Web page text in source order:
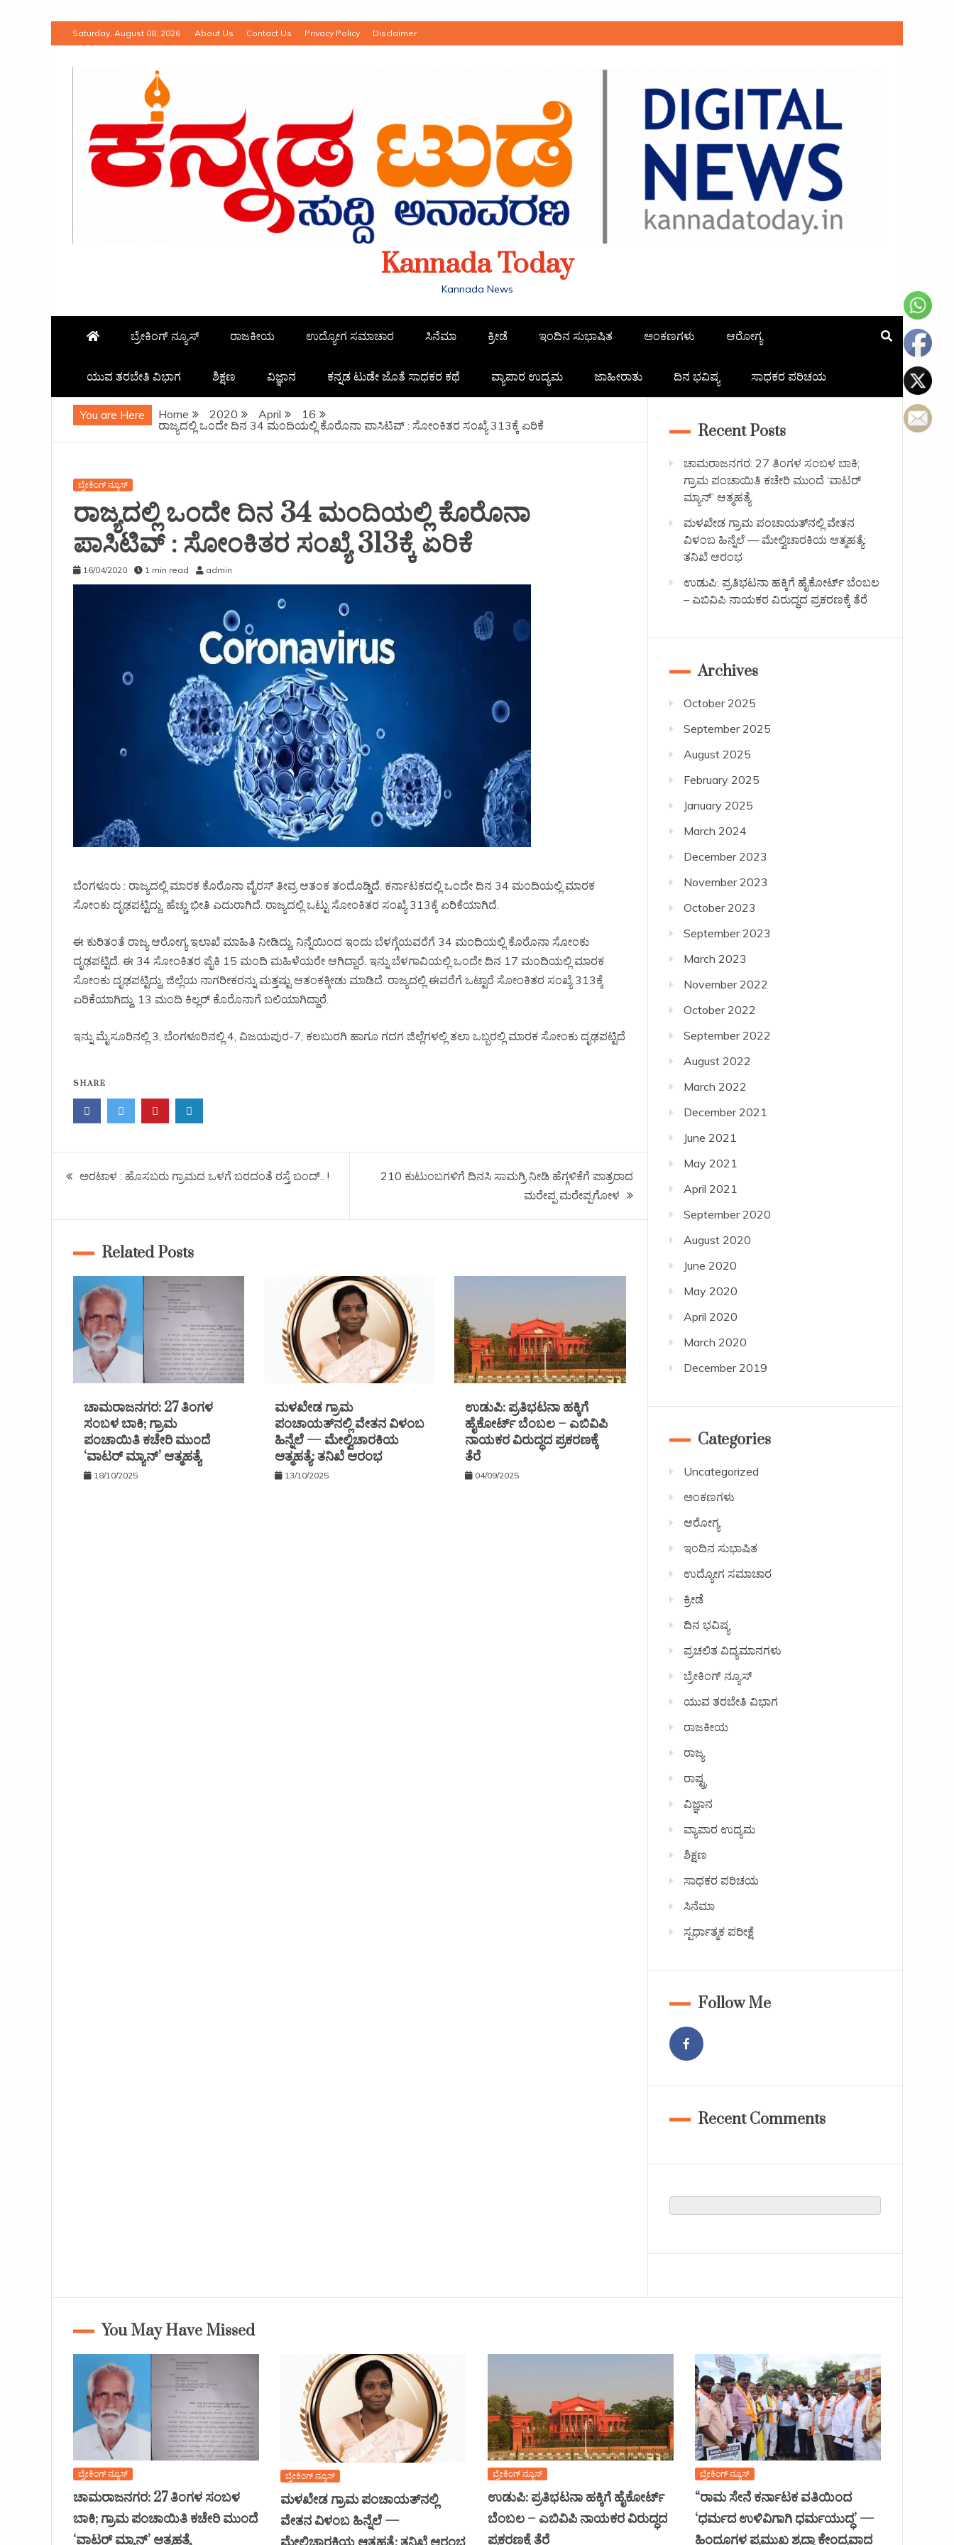
Saturday, August 08, 2026 About Us Contact Us Privacy Policy Disclaimer
Kannada Today
Kannada News
ಬ್ರೇಕಿಂಗ್ ನ್ಯೂಸ್ ರಾಜಕೀಯ ಉದ್ಯೋಗ ಸಮಾಚಾರ ಸಿನೆಮಾ ಕ್ರೀಡೆ ಇಂದಿನ ಸುಭಾಷಿತ ಅಂಕಣಗಳು ಆರೋಗ್ಯ
ಯುವ ತರಬೇತಿ ವಿಭಾಗ ಶಿಕ್ಷಣ ವಿಜ್ಞಾನ ಕನ್ನಡ ಟುಡೇ ಜೊತೆ ಸಾಧಕರ ಕಥೆ ವ್ಯಾಪಾರ ಉದ್ಯಮ ಜಾಹೀರಾತು ದಿನ ಭವಿಷ್ಯ ಸಾಧಕರ ಪರಿಚಯ
You are Here Home 2020 April
16
ರಾಜ್ಯದಲ್ಲಿ ಒಂದೇ ದಿನ 34 ಮಂದಿಯಲ್ಲಿ ಕೊರೊನಾ ಪಾಸಿಟಿವ್ : ಸೋಂಕಿತರ ಸಂಖ್ಯೆ 313ಕ್ಕೆ ಏರಿಕೆ
ಬ್ರೇಕಿಂಗ್ ನ್ಯೂಸ್
ರಾಜ್ಯದಲ್ಲಿ ಒಂದೇ ದಿನ 34 ಮಂದಿಯಲ್ಲಿ ಕೊರೊನಾ
ಪಾಸಿಟಿವ್ : ಸೋಂಕಿತರ ಸಂಖ್ಯೆ 313ಕ್ಕೆ ಏರಿಕೆ
16/04/2020 1 min read admin
ಬೆಂಗಳೂರು : ರಾಜ್ಯದಲ್ಲಿ ಮಾರಕ ಕೊರೊನಾ ವೈರಸ್ ತೀವ್ರ ಆತಂಕ ತಂದೊಡ್ಡಿದೆ. ಕರ್ನಾಟಕದಲ್ಲಿ ಒಂದೇ ದಿನ 34 ಮಂದಿಯಲ್ಲಿ ಮಾರಕ
ಸೋಂಕು ದೃಢಪಟ್ಟಿದ್ದು, ಹೆಚ್ಚು ಭೀತಿ ಎದುರಾಗಿದೆ. ರಾಜ್ಯದಲ್ಲಿ ಒಟ್ಟು ಸೋಂಕಿತರ ಸಂಖ್ಯೆ 313ಕ್ಕೆ ಏರಿಕೆಯಾಗಿದೆ.
ಈ ಕುರಿತಂತೆ ರಾಜ್ಯ ಆರೋಗ್ಯ ಇಲಾಖೆ ಮಾಹಿತಿ ನೀಡಿದ್ದು, ನಿನ್ನೆಯಿಂದ ಇಂದು ಬೆಳಗ್ಗೆಯವರೆಗೆ 34 ಮಂದಿಯಲ್ಲಿ ಕೊರೊನಾ ಸೋಂಕು
ದೃಢಪಟ್ಟಿದೆ. ಈ 34 ಸೋಂಕಿತರ ಪೈಕಿ 15 ಮಂದಿ ಮಹಿಳೆಯರೇ ಆಗಿದ್ದಾರೆ. ಇನ್ನು ಬೆಳಗಾವಿಯಲ್ಲಿ ಒಂದೇ ದಿನ 17 ಮಂದಿಯಲ್ಲಿ ಮಾರಕ
ಸೋಂಕು ದೃಢಪಟ್ಟಿದ್ದು, ಜಿಲ್ಲೆಯ ನಾಗರೀಕರನ್ನು ಮತ್ತಷ್ಟು ಆತಂಕಕ್ಕೀಡು ಮಾಡಿದೆ. ರಾಜ್ಯದಲ್ಲಿ ಈವರೆಗೆ ಒಟ್ಟಾರೆ ಸೋಂಕಿತರ ಸಂಖ್ಯೆ 313ಕ್ಕೆ
ಏರಿಕೆಯಾಗಿದ್ದು, 13 ಮಂದಿ ಕಿಲ್ಲರ್ ಕೊರೊನಾಗೆ ಬಲಿಯಾಗಿದ್ದಾರೆ.
ಇನ್ನು ಮೈಸೂರಿನಲ್ಲಿ 3, ಬೆಂಗಳೂರಿನಲ್ಲಿ 4, ವಿಜಯಪುರ-7, ಕಲಬುರಗಿ ಹಾಗೂ ಗದಗ ಜಿಲ್ಲೆಗಳಲ್ಲಿ ತಲಾ ಒಬ್ಬರಲ್ಲಿ ಮಾರಕ ಸೋಂಕು ದೃಢಪಟ್ಟಿದೆ
SHARE
ಅರಟಾಳ : ಹೊಸಬರು ಗ್ರಾಮದ ಒಳಗೆ ಬರದಂತೆ ರಸ್ತೆ ಬಂದ್.. !
210 ಕುಟುಂಬಗಳಿಗೆ ದಿನಸಿ ಸಾಮಗ್ರಿ ನೀಡಿ ಹೆಗ್ಗಳಿಕೆಗೆ ಪಾತ್ರರಾದ
ಮರೇಪ್ಪ ಮರೇಪ್ಪಗೋಳ
Related Posts
ಚಾಮರಾಜನಗರ: 27 ತಿಂಗಳ
ಸಂಬಳ ಬಾಕಿ; ಗ್ರಾಮ
ಪಂಚಾಯಿತಿ ಕಚೇರಿ ಮುಂದೆ
‘ವಾಟರ್ ಮ್ಯಾನ್’ ಆತ್ಮಹತ್ಯೆ
18/10/2025
ಮಳಖೇಡ ಗ್ರಾಮ
ಪಂಚಾಯತ್‌ನಲ್ಲಿ ವೇತನ ವಿಳಂಬ
ಹಿನ್ನೆಲೆ — ಮೇಲ್ವಿಚಾರಕಿಯ
ಆತ್ಮಹತ್ಯೆ: ತನಿಖೆ ಆರಂಭ
13/10/2025
ಉಡುಪಿ: ಪ್ರತಿಭಟನಾ ಹಕ್ಕಿಗೆ
ಹೈಕೋರ್ಟ್ ಬೆಂಬಲ – ಎಬಿವಿಪಿ
ನಾಯಕರ ವಿರುದ್ಧದ ಪ್ರಕರಣಕ್ಕೆ
ತೆರೆ
04/09/2025
Recent Posts
ಚಾಮರಾಜನಗರ: 27 ತಿಂಗಳ ಸಂಬಳ ಬಾಕಿ;
ಗ್ರಾಮ ಪಂಚಾಯಿತಿ ಕಚೇರಿ ಮುಂದೆ ‘ವಾಟರ್
ಮ್ಯಾನ್’ ಆತ್ಮಹತ್ಯೆ
ಮಳಖೇಡ ಗ್ರಾಮ ಪಂಚಾಯತ್‌ನಲ್ಲಿ ವೇತನ
ವಿಳಂಬ ಹಿನ್ನೆಲೆ — ಮೇಲ್ವಿಚಾರಕಿಯ ಆತ್ಮಹತ್ಯೆ:
ತನಿಖೆ ಆರಂಭ
ಉಡುಪಿ: ಪ್ರತಿಭಟನಾ ಹಕ್ಕಿಗೆ ಹೈಕೋರ್ಟ್ ಬೆಂಬಲ
– ಎಬಿವಿಪಿ ನಾಯಕರ ವಿರುದ್ಧದ ಪ್ರಕರಣಕ್ಕೆ ತೆರೆ
Archives
October 2025
September 2025
August 2025
February 2025
January 2025
March 2024
December 2023
November 2023
October 2023
September 2023
March 2023
November 2022
October 2022
September 2022
August 2022
March 2022
December 2021
June 2021
May 2021
April 2021
September 2020
August 2020
June 2020
May 2020
April 2020
March 2020
December 2019
Categories
Uncategorized
ಅಂಕಣಗಳು
ಆರೋಗ್ಯ
ಇಂದಿನ ಸುಭಾಷಿತ
ಉದ್ಯೋಗ ಸಮಾಚಾರ
ಕ್ರೀಡೆ
ದಿನ ಭವಿಷ್ಯ
ಪ್ರಚಲಿತ ವಿದ್ಯಮಾನಗಳು
ಬ್ರೇಕಿಂಗ್ ನ್ಯೂಸ್
ಯುವ ತರಬೇತಿ ವಿಭಾಗ
ರಾಜಕೀಯ
ರಾಜ್ಯ
ರಾಷ್ಟ್ರ
ವಿಜ್ಞಾನ
ವ್ಯಾಪಾರ ಉದ್ಯಮ
ಶಿಕ್ಷಣ
ಸಾಧಕರ ಪರಿಚಯ
ಸಿನೆಮಾ
ಸ್ಪರ್ಧಾತ್ಮಕ ಪರೀಕ್ಷೆ
Follow Me
Recent Comments
You May Have Missed
ಬ್ರೇಕಿಂಗ್ ನ್ಯೂಸ್
ಚಾಮರಾಜನಗರ: 27 ತಿಂಗಳ ಸಂಬಳ
ಬಾಕಿ; ಗ್ರಾಮ ಪಂಚಾಯಿತಿ ಕಚೇರಿ ಮುಂದೆ
‘ವಾಟರ್ ಮ್ಯಾನ್’ ಆತ್ಮಹತ್ಯೆ
ಬ್ರೇಕಿಂಗ್ ನ್ಯೂಸ್
ಮಳಖೇಡ ಗ್ರಾಮ ಪಂಚಾಯತ್‌ನಲ್ಲಿ
ವೇತನ ವಿಳಂಬ ಹಿನ್ನೆಲೆ —
ಬ್ರೇಕಿಂಗ್ ನ್ಯೂಸ್
ಉಡುಪಿ: ಪ್ರತಿಭಟನಾ ಹಕ್ಕಿಗೆ ಹೈಕೋರ್ಟ್
ಬೆಂಬಲ – ಎಬಿವಿಪಿ ನಾಯಕರ ವಿರುದ್ಧದ
ಪ್ರಕರಣಕ್ಕೆ ತೆರೆ
ಬ್ರೇಕಿಂಗ್ ನ್ಯೂಸ್
“ರಾಮ ಸೇನೆ ಕರ್ನಾಟಕ ವತಿಯಿಂದ
‘ಧರ್ಮದ ಉಳಿವಿಗಾಗಿ ಧರ್ಮಯುದ್ಧ’ —
ಹಿಂದೂಗಳ ಪ್ರಮುಖ ಶ್ರದ್ಧಾ ಕೇಂದ್ರವಾದ